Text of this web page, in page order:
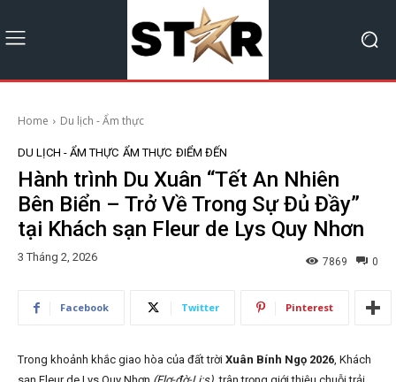
Home Du lịch - Ẩm thực
DU LỊCH - ẨM THỰC ẨM THỰC ĐIỂM ĐẾN
Hành trình Du Xuân “Tết An Nhiên
Bên Biển – Trở Về Trong Sự Đủ Đầy”
tại Khách sạn Fleur de Lys Quy Nhơn
3 Tháng 2, 2026 0
7869
Facebook Twitter Pinterest
Trong khoảnh khắc giao hòa của đất trời Xuân Bính Ngọ 2026, Khách